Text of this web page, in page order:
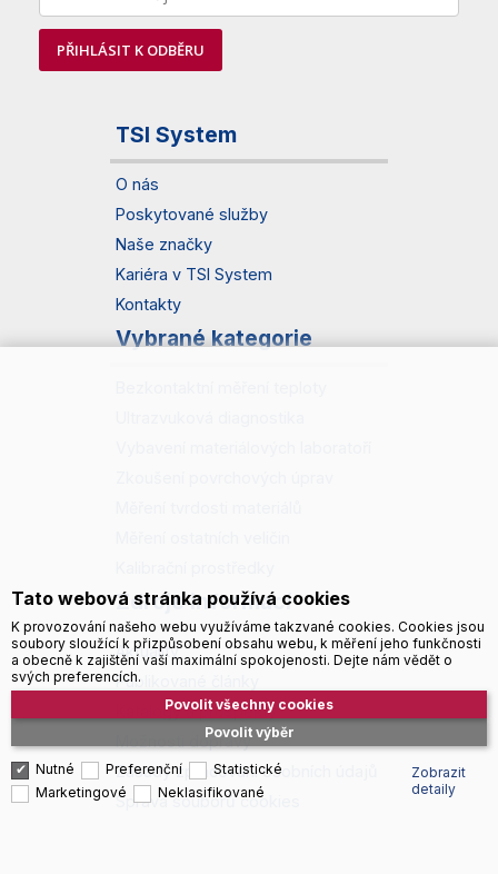
PŘIHLÁSIT K ODBĚRU
TSI System
O nás
Poskytované služby
Naše značky
Kariéra v TSI System
Kontakty
Vybrané kategorie
Zdroje informací
Aktuality
Publikované články
Katalogy a prospekty
Možnosti dopravy
Zásady zpracování osobních údajů
Správa souborů cookies
Tato webová stránka používá cookies
K provozování našeho webu využíváme takzvané cookies. Cookies jsou
soubory sloužící k přizpůsobení obsahu webu, k měření jeho funkčnosti
a obecně k zajištění vaší maximální spokojenosti. Dejte nám vědět o
svých preferencích.
Povolit výběr
Povolit všechny cookies
Nutné Preferenční
Statistické
Marketingové
Neklasifikované
Zobrazit
detaily